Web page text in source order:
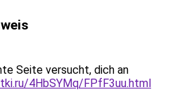
Seite versucht, dich an
4HbSYMq/FPfF3uu.html